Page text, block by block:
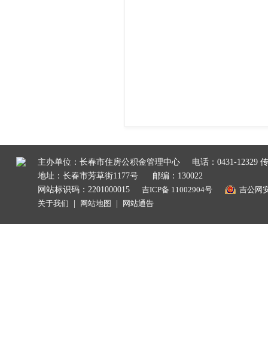
主办单位：长春市住房公积金管理中心
电话：0431-12329
地址：长春市芳草街1177号
邮编：130022
网站标识码：2201000015
吉ICP备 11002904号
吉公网
关于我们
网站地图 网站通告